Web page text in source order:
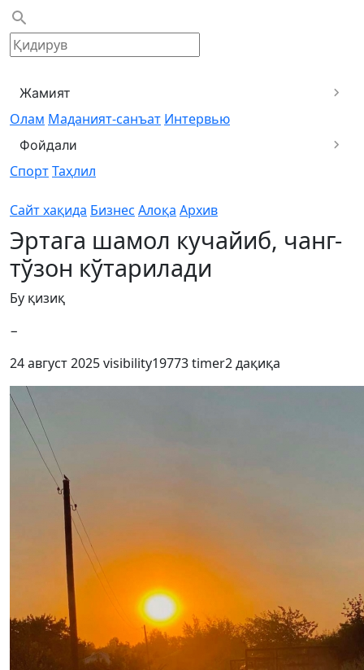
Жамият
Олам Маданият-санъат Интервью
Фойдали
СпортТаҳлил
Сайт хақида Бизнес Алоқа Архив
Эртага шамол кучайиб, чанг-
тўзон кўтарилади
Бу қизиқ
−
24 август 2025visibility19773timer2 дақиқа